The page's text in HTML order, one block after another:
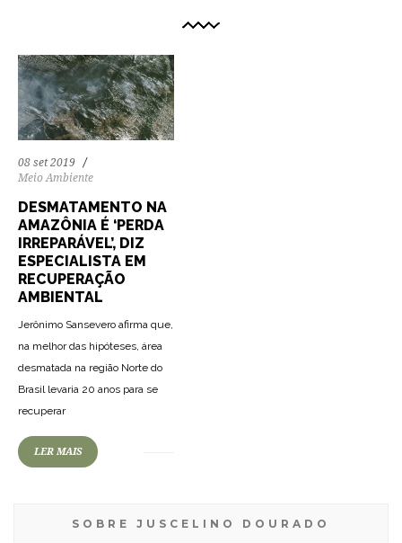
08 set 2019
Meio Ambiente
DESMATAMENTO NA
AMAZÔNIA É ‘PERDA
IRREPARÁVEL’, DIZ
ESPECIALISTA EM
RECUPERAÇÃO
AMBIENTAL
Jerônimo Sansevero afirma que,
na melhor das hipóteses, área
desmatada na região Norte do
Brasil levaria 20 anos para se
recuperar
LER MAIS
SOBRE JUSCELINO DOURADO